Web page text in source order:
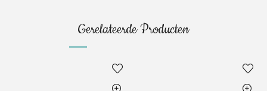
Gerelateerde Producten